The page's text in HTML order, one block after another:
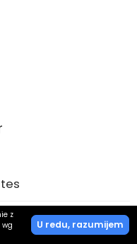
z
U redu, razumijem